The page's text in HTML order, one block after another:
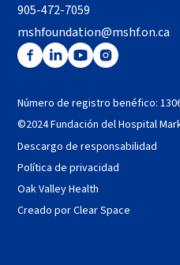
905-472-7059
mshfoundation@mshf.on.ca
Número de registro benéfico:
©2024 Fundación del Hospital
Descargo de responsabilidad
Política de privacidad
Oak Valley Health
Creado por Clear Space